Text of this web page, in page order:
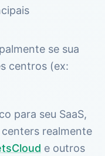
se sua
centros (ex:
para seu SaaS,
realmente
e outros